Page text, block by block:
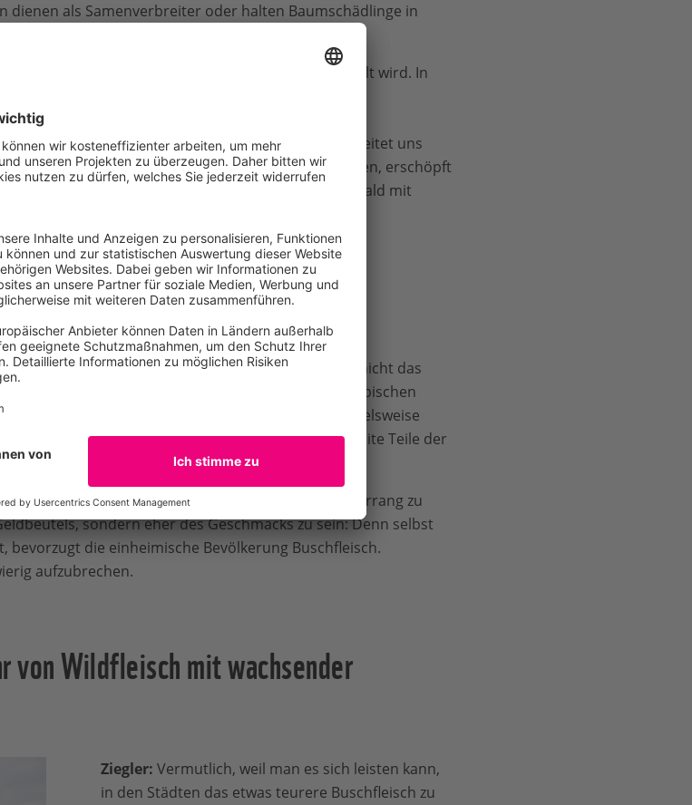
dienen als Samenverbreiter oder halten Baumschädlinge in
heute mehr Buschfleisch aus den Wäldern geholt wird. In
ist der Jagddruck erheblich gestiegen und viele
vor allem Gebiete mit einer hohen Dichte an
auch Schutzgebiete eingebettet finden. Dies bereitet uns
der Tierarten, dem Jagddruck Stand zu halten, erschöpft
zu reduzieren, werden wir in weiten Teilen Afrikas bald mit
verschwunden ist.
Lösung?
wie wir sie in Europa kennen, hat nicht das
Dies liegt auch daran, dass es die Tierzucht im tropischen
Problemen
zu tun hat. Rinder leiden beispielsweise
dass deren Zucht in Waldgebieten schwierig ist. Weite Teile der
verzehren.
generell gegenüber dem
von Nutztieren Vorrang zu
sondern eher des Geschmacks zu sein: Denn selbst
bevorzugt die einheimische Bevölkerung Buschfleisch.
aufzubrechen.
von Wildfleisch mit wachsender
Ziegler: Vermutlich, weil man es sich leisten kann,
in den Städten das etwas teurere Buschfleisch zu